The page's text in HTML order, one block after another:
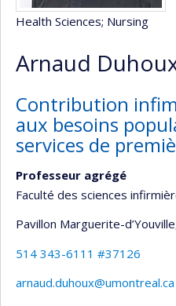
Health Sciences; Nursing
Arnaud
Contribution
aux besoins
services de
Professeur agrégé
Faculté des sciences
Pavillon Marguerite-d’Youville
514 343-6111 #37126
arnaud.duhoux@umontreal.ca